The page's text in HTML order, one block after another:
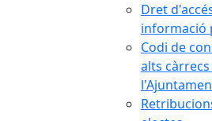
Dret
informació
Codi de
alts